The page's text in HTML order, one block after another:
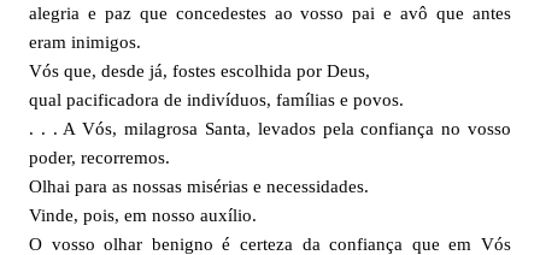
alegria e paz que concedestes ao vosso pai e avô que antes
eram inimigos.
Vós que, desde já, fostes escolhida por Deus,
qual pacificadora de indivíduos, famílias e povos.
. . . A Vós, milagrosa Santa, levados pela confiança no vosso
poder, recorremos.
Olhai para as nossas misérias e necessidades.
Vinde, pois, em nosso auxílio.
O vosso olhar benigno é certeza da confiança que em Vós